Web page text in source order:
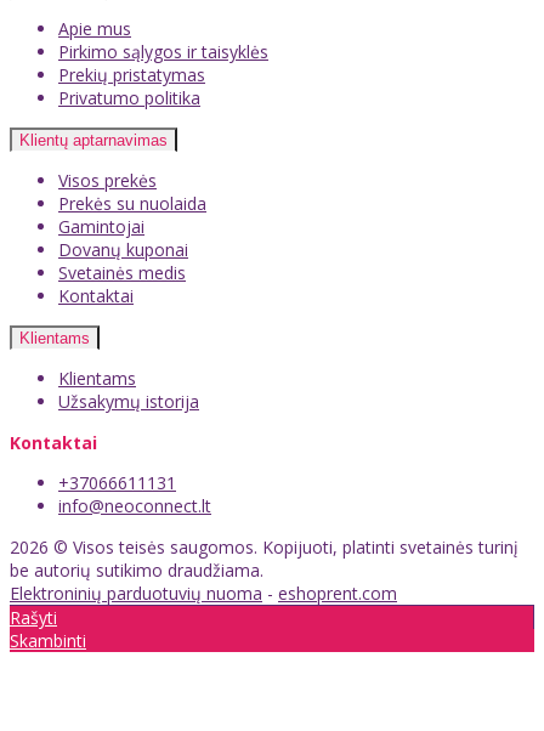
Apie mus
Pirkimo sąlygos ir taisyklės
Prekių pristatymas
Privatumo politika
Klientų aptarnavimas
Visos prekės
Prekės su nuolaida
Gamintojai
Dovanų kuponai
Svetainės medis
Kontaktai
Klientams
Klientams
Užsakymų istorija
Kontaktai
+37066611131
info@neoconnect.lt
2026 © Visos teisės saugomos. Kopijuoti, platinti svetainės turinį
be autorių sutikimo draudžiama.
Elektroninių parduotuvių nuoma - eshoprent.com
Rašyti
Skambinti